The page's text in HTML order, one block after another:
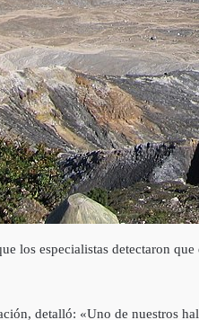
los especialistas detectaron
detalló: «Uno de nuestros